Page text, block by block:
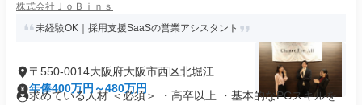
株式会社ＪｏＢｉｎｓ
未経験OK｜採用支援SaaSの営業アシスタント
〒550-0014大阪府大阪市西区北堀江
年俸400万円～480万円
求めている人材 ＜必須＞ ・高卒以上 ・基本的なPCスキルを